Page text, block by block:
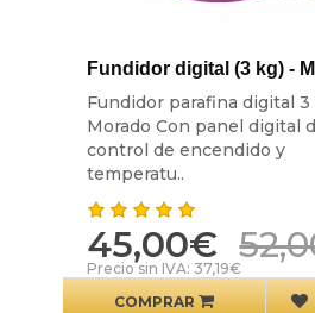
Fundidor digital (3 kg) -
Fundidor parafina digital 3
Morado Con panel digital
control de encendido y
temperatu..
45,00€
Precio sin IVA: 37,19€
COMPRAR